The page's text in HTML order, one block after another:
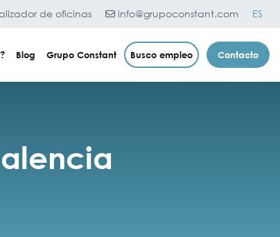
de oficinas info@grupoconstant.com ES
Blog Grupo Constant Busco empleo Contacto